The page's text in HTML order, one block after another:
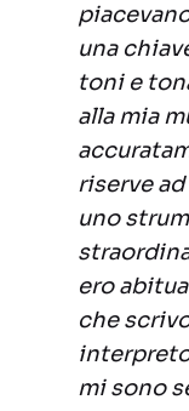
una
toni e
alla mia
riserve
uno
ero
che
mi sono